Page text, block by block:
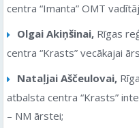
centra “Imanta” OMT
Olgai Akiņšinai, Rīgas
centra “Krasts” vecākajai
Nataļjai Aščeulovai,
atbalsta centra “Krasts”
– NM ārstei;